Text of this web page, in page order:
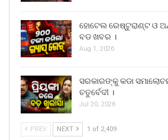
ହୋଟେଲ ରେଷ୍ଟୁରାଣ୍ଟ ଓ
ବଡ ଖବର ।
Aug 1, 2026
ସରକାରଙ୍କୁ କଡା
ଚତୁର୍ବେଦୀ ।
Jul 20, 2026
PREV NEXT 1 of 2,409